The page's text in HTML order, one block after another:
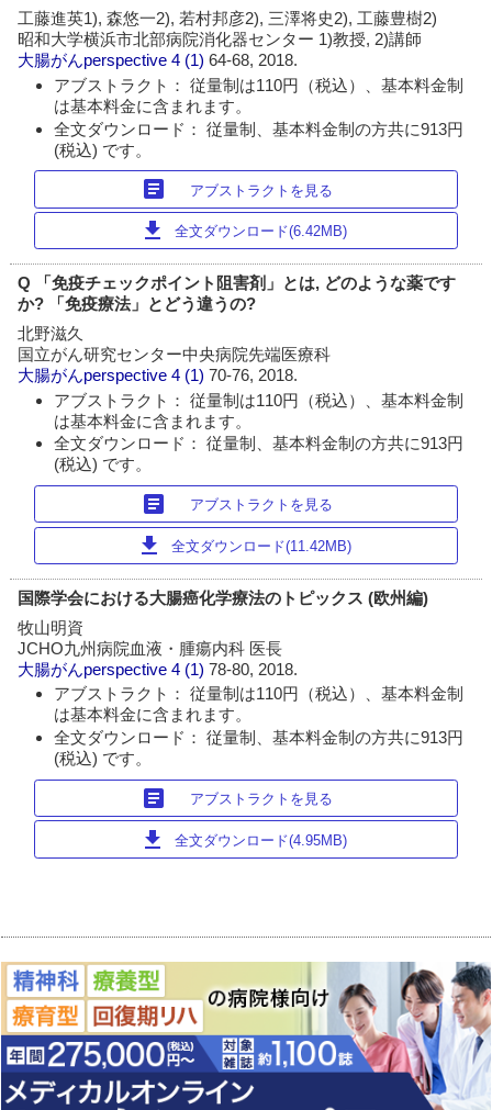
工藤進英1), 森悠一2), 若村邦彦2), 三澤将史2), 工藤豊樹2)
昭和大学横浜市北部病院消化器センター 1)教授, 2)講師
大腸がんperspective 4 (1)64-68, 2018.
アブストラクト： 従量制は110円（税込）、基本料金制
は基本料金に含まれます。
全文ダウンロード： 従量制、基本料金制の方共に913円
(税込) です。
article アブストラクトを見る
download 全文ダウンロード(6.42MB)
Q 「免疫チェックポイント阻害剤」とは, どのような薬です
か? 「免疫療法」とどう違うの?
北野滋久
国立がん研究センター中央病院先端医療科
大腸がんperspective 4 (1)70-76, 2018.
アブストラクト： 従量制は110円（税込）、基本料金制
は基本料金に含まれます。
全文ダウンロード： 従量制、基本料金制の方共に913円
(税込) です。
article アブストラクトを見る
download 全文ダウンロード(11.42MB)
国際学会における大腸癌化学療法のトピックス (欧州編)
牧山明資
JCHO九州病院血液・腫瘍内科 医長
大腸がんperspective 4 (1)78-80, 2018.
アブストラクト： 従量制は110円（税込）、基本料金制
は基本料金に含まれます。
全文ダウンロード： 従量制、基本料金制の方共に913円
(税込) です。
article アブストラクトを見る
download 全文ダウンロード(4.95MB)